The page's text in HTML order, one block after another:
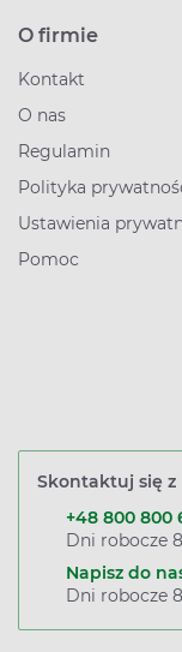
O firmie
Kontakt
O nas
Regulamin
Polityka
Ustawienia
Pomoc
Skontaktuj się z
+48 800 800
Dni robocze
Napisz do
Dni robocze